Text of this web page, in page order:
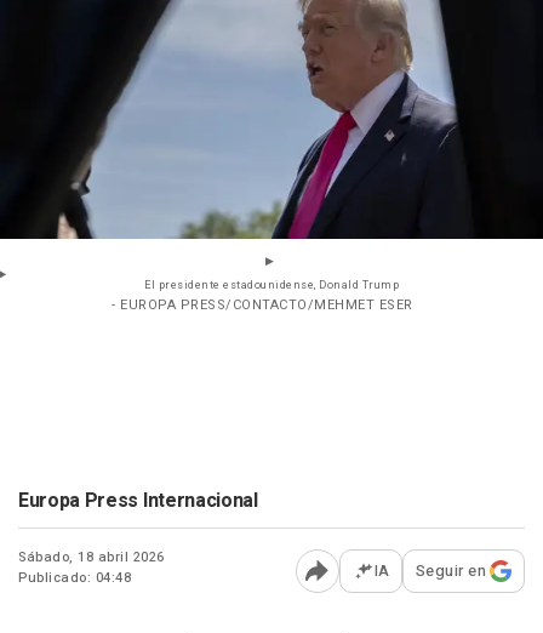
El presidente estadounidense, Donald Trump
- EUROPA PRESS/CONTACTO/MEHMET ESER
Europa Press Internacional
Sábado, 18 abril 2026
Publicado: 04:48
Abrir opciones para
IA Seguir en